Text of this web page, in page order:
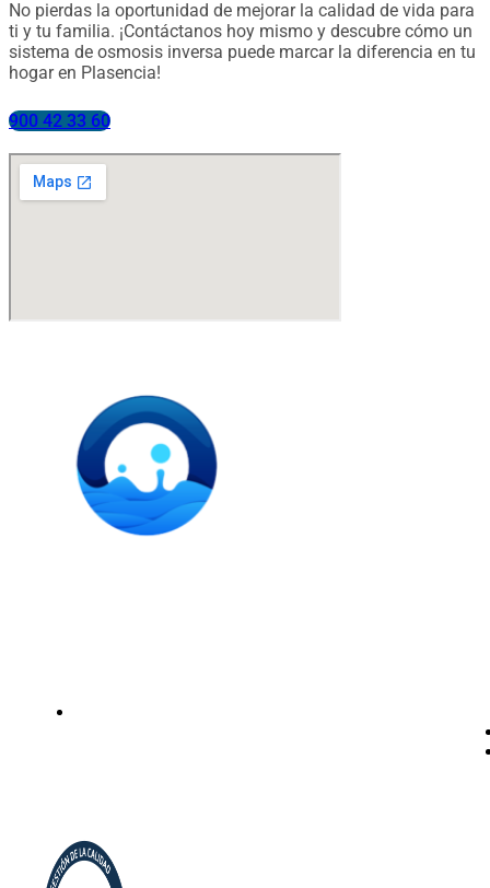
No pierdas la oportunidad de mejorar la calidad de vida para
ti y tu familia. ¡Contáctanos hoy mismo y descubre cómo un
sistema de osmosis inversa puede marcar la diferencia en tu
hogar en Plasencia!
900 42 33 60